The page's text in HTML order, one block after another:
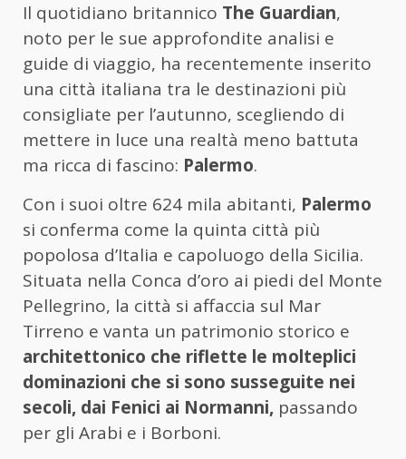
Il quotidiano britannico The Guardian,
noto per le sue approfondite analisi e
guide di viaggio, ha recentemente inserito
una città italiana tra le destinazioni più
consigliate per l’autunno, scegliendo di
mettere in luce una realtà meno battuta
ma ricca di fascino: Palermo.
Con i suoi oltre 624 mila abitanti, Palermo
si conferma come la quinta città più
popolosa d’Italia e capoluogo della Sicilia.
Situata nella Conca d’oro ai piedi del Monte
Pellegrino, la città si affaccia sul Mar
Tirreno e vanta un patrimonio storico e
architettonico che riflette le molteplici
dominazioni che si sono susseguite nei
secoli, dai Fenici ai Normanni, passando
per gli Arabi e i Borboni.